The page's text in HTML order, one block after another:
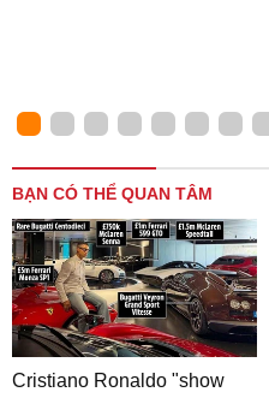
BẠN CÓ THỂ QUAN TÂM
Cristiano Ronaldo "show